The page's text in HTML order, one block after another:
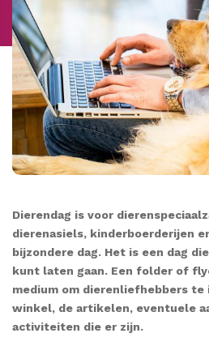
Dierendag is voor
dierenasiels, kinderboerderijen
bijzondere dag. Het is een dag
kunt laten gaan. Een folder of
medium om dierenliefhebbers te
winkel, de artikelen, eventuele
activiteiten die er zijn.